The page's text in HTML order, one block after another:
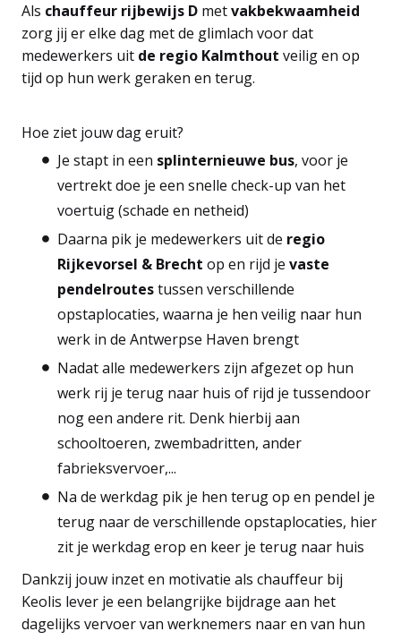
Als chauffeur rijbewijs D metvakbekwaamheid
zorg jij er elke dag met de glimlach voor dat
medewerkers uit de regio Kalmthout veilig en op
tijd op hun werk geraken en terug.
Hoe ziet jouw dag eruit?
Je stapt in een splinternieuwe bus, voor je
vertrekt doe je een snelle check-up van het
voertuig (schade en netheid)
Daarna pik je medewerkers uit de regio
Rijkevorsel & Brecht op en rijd je vaste
pendelroutestussen verschillende
opstaplocaties, waarna je hen veilig naar hun
werk in de Antwerpse Haven brengt
Nadat alle medewerkers zijn afgezet op hun
werk rij je terug naar huis of rijd je tussendoor
nog een andere rit. Denk hierbij aan
schooltoeren, zwembadritten, ander
fabrieksvervoer,...
Na de werkdag pik je hen terug op en pendel je
terug naar de verschillende opstaplocaties, hier
zit je werkdag erop en keer je terug naar huis
Dankzij jouw inzet en motivatie als chauffeur bij
Keolis lever je een belangrijke bijdrage aan het
dagelijks vervoer van werknemers naar en van hun